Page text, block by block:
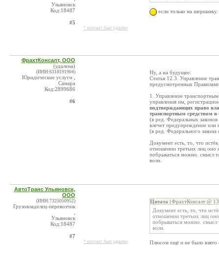
Ульяновск
Код:18487
#5
* контакт был удален
если только на шершавку.
ФрахтКонсалт, ООО
(удалена)
(ИНН:6318191904)
Юридические услуги ,
Самара
Код:2899686
#6
Ну, а на будущее:
Статья 12.3. Управление
предусмотренных
1. Управление
управления им,
подтверждающих право
транспортным средством в
(в ред. Федеральных
влечет предупреждение или
(в ред. Федерального
Документ есть, то, что
отношении третьих лиц оно
побрыкаться можно. смысл
воли.
АвтоТранс Ульяновск,
ООО
(ИНН:7325050952)
Грузовладелец-перевозчик
Ульяновск
Код:18487
#7
* контакт был удален
Цитата (ФрахтКонсалт @
Документ есть, то, что
отношении третьих лиц
побрыкаться можно. смысл
воли.
Плюсом ещё и не было взято